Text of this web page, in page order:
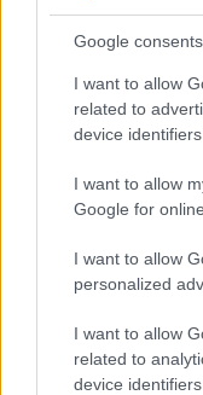
Google consents
I want to allow
related to
device identifiers
I want to allow
Google for
I want to allow
personalized
I want to allow
related to
device identifiers